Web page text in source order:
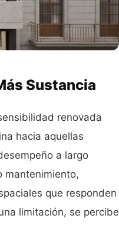
Sustancia
renovada
hacia aquellas
a largo
mantenimiento,
que responden
limitación, se percibe